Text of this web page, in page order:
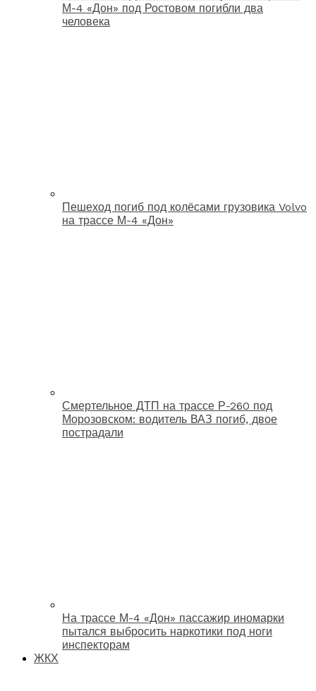
М-4 «Дон» под Ростовом погибли два
человека
Пешеход погиб под колёсами грузовика Volvo
на трассе М-4 «Дон»
Смертельное ДТП на трассе Р-260 под
Морозовском: водитель ВАЗ погиб, двое
пострадали
На трассе М-4 «Дон» пассажир иномарки
пытался выбросить наркотики под ноги
инспекторам
ЖКХ